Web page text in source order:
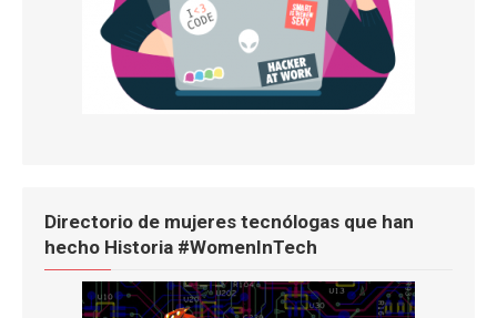
Directorio de mujeres tecnólogas que han
hecho Historia #WomenInTech